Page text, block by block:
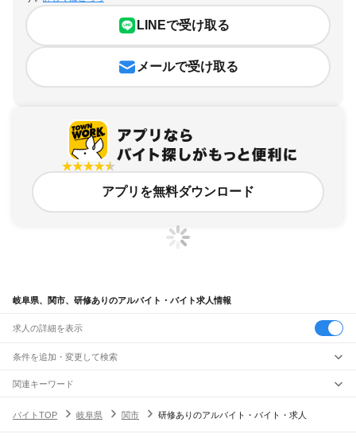
LINEで受け取る
メールで受け取る
アプリを無料ダウンロード
岐阜県、関市、研修ありのアルバイト・バイト求人情報
求人の詳細を表示
条件を追加・変更して検索
市区町村を追加・変更
岐阜県すべて
駅を追加・変更
関連キーワード
岐阜県 関市 トライアル
岐阜県 関市 塾講師
バイトTOP 岐阜県 関市 研修ありのアルバイト・バイト・求人